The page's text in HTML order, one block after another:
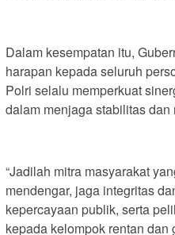
Dalam kesempatan itu,
harapan kepada seluruh
Polri selalu memperkuat
dalam menjaga stabilitas
“Jadilah mitra masyarakat
mendengar, jaga integritas
kepercayaan publik, serta
kepada kelompok rentan dan